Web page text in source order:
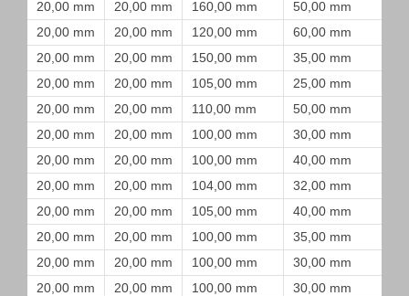
20,00 mm
20,00 mm 160,00 mm
50,00 mm
20,00 mm
20,00 mm 120,00 mm
60,00 mm
20,00 mm
20,00 mm 150,00 mm
35,00 mm
20,00 mm
20,00 mm 105,00 mm
25,00 mm
20,00 mm
20,00 mm 110,00 mm
50,00 mm
20,00 mm
20,00 mm 100,00 mm
30,00 mm
20,00 mm
20,00 mm 100,00 mm
40,00 mm
20,00 mm
20,00 mm 104,00 mm
32,00 mm
20,00 mm
20,00 mm 105,00 mm
40,00 mm
20,00 mm
20,00 mm 100,00 mm
35,00 mm
20,00 mm
20,00 mm 100,00 mm
30,00 mm
20,00 mm
20,00 mm 100,00 mm
30,00 mm